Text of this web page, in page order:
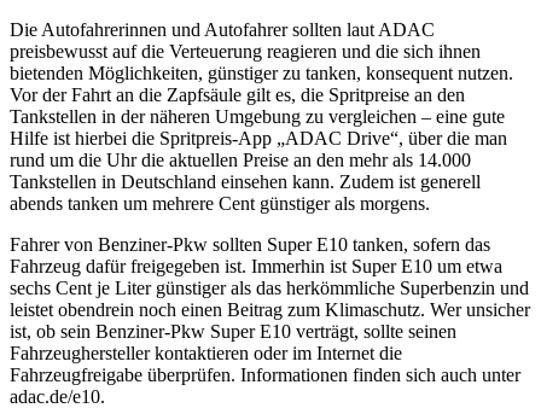
Die Autofahrerinnen und Autofahrer sollten laut ADAC
preisbewusst auf die Verteuerung reagieren und die sich ihnen
bietenden Möglichkeiten, günstiger zu tanken, konsequent nutzen.
Vor der Fahrt an die Zapfsäule gilt es, die Spritpreise an den
Tankstellen in der näheren Umgebung zu vergleichen – eine gute
Hilfe ist hierbei die Spritpreis-App „ADAC Drive“, über die man
rund um die Uhr die aktuellen Preise an den mehr als 14.000
Tankstellen in Deutschland einsehen kann. Zudem ist generell
abends tanken um mehrere Cent günstiger als morgens.
Fahrer von Benziner-Pkw sollten Super E10 tanken, sofern das
Fahrzeug dafür freigegeben ist. Immerhin ist Super E10 um etwa
sechs Cent je Liter günstiger als das herkömmliche Superbenzin und
leistet obendrein noch einen Beitrag zum Klimaschutz. Wer unsicher
ist, ob sein Benziner-Pkw Super E10 verträgt, sollte seinen
Fahrzeughersteller kontaktieren oder im Internet die
Fahrzeugfreigabe überprüfen. Informationen finden sich auch unter
adac.de/e10.